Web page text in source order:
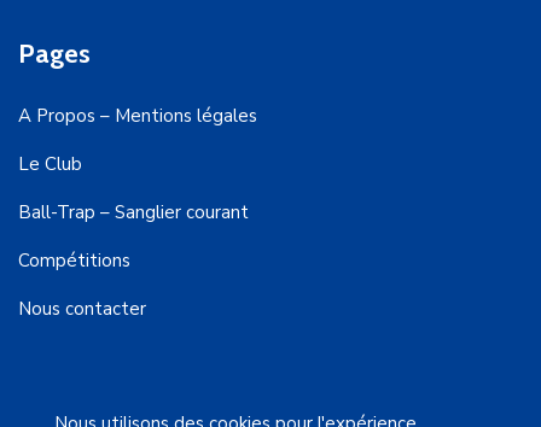
Pages
A Propos – Mentions légales
Le Club
Ball-Trap – Sanglier courant
Compétitions
Nous contacter